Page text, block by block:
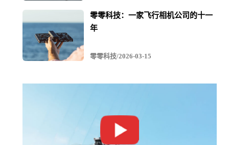
零零科技：一家飞行相机公司的十一
年
零零科技/2026-03-15